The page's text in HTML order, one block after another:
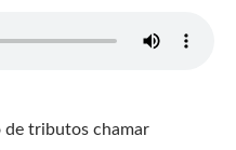
de tributos chamar